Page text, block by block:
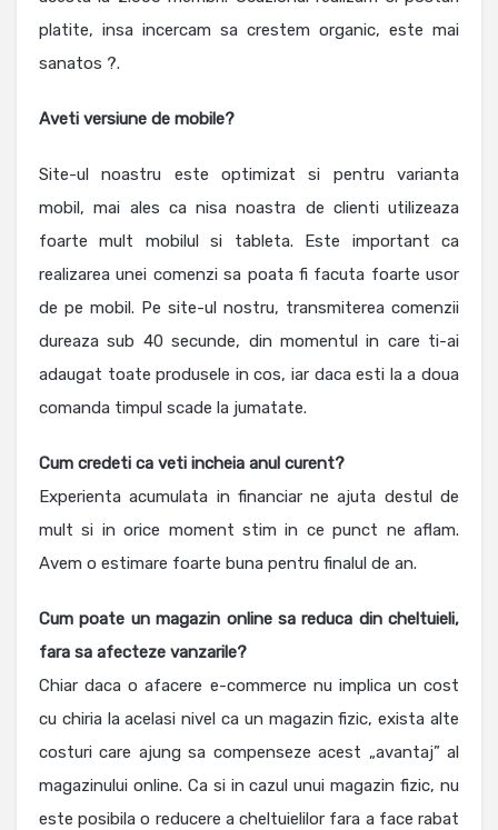
platite, insa incercam sa crestem organic, este mai
sanatos ?.
Aveti versiune de mobile?
Site-ul noastru este optimizat si pentru varianta
mobil, mai ales ca nisa noastra de clienti utilizeaza
foarte mult mobilul si tableta. Este important ca
realizarea unei comenzi sa poata fi facuta foarte usor
de pe mobil. Pe site-ul nostru, transmiterea comenzii
dureaza sub 40 secunde, din momentul in care ti-ai
adaugat toate produsele in cos, iar daca esti la a doua
comanda timpul scade la jumatate.
Cum credeti ca veti incheia anul curent?
Experienta acumulata in financiar ne ajuta destul de
mult si in orice moment stim in ce punct ne aflam.
Avem o estimare foarte buna pentru finalul de an.
Cum poate un magazin online sa reduca din cheltuieli,
fara sa afecteze vanzarile?
Chiar daca o afacere e-commerce nu implica un cost
cu chiria la acelasi nivel ca un magazin fizic, exista alte
costuri care ajung sa compenseze acest „avantaj” al
magazinului online. Ca si in cazul unui magazin fizic, nu
este posibila o reducere a cheltuielilor fara a face rabat